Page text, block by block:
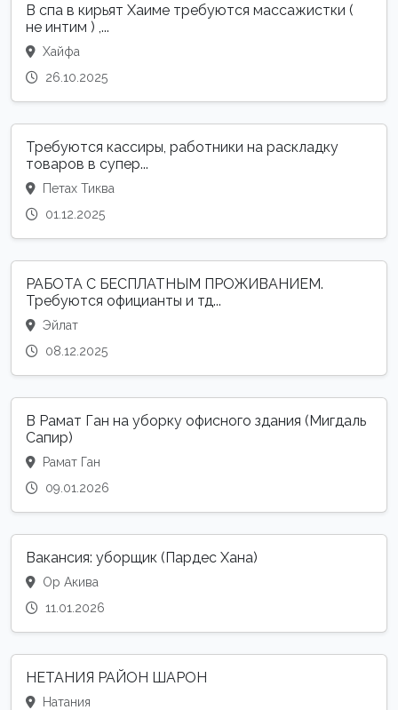
В спа в кирьят Хаиме требуются массажистки (
не интим ) ,...
Хайфа
26.10.2025
Требуются кассиры, работники на раскладку
товаров в супер...
Петах Тиква
01.12.2025
РАБОТА С БЕСПЛАТНЫМ ПРОЖИВАНИЕМ.
Требуются официанты и тд...
Эйлат
08.12.2025
В Рамат Ган на уборку офисного здания (Мигдаль
Сапир)
Рамат Ган
09.01.2026
Вакансия: уборщик (Пардес Хана)
Ор Акива
11.01.2026
НЕТАНИЯ РАЙОН ШАРОН
Натания